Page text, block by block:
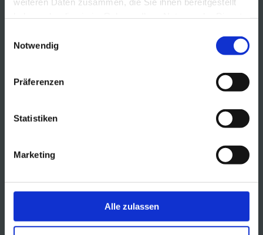
Notwendig
Präferenzen
Statistiken
Marketing
Alle zulassen